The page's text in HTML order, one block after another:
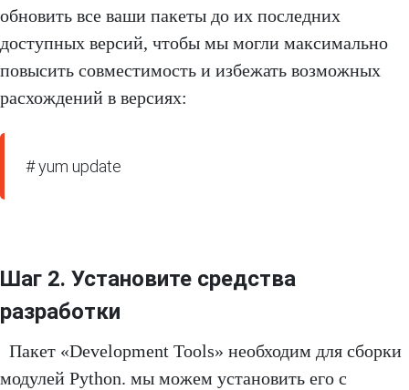
обновить все ваши пакеты до их последних
доступных версий, чтобы мы могли максимально
повысить совместимость и избежать возможных
расхождений в версиях:
# yum update
Шаг 2. Установите средства
разработки
Пакет «Development Tools» необходим для сборки
модулей Python. мы можем установить его с